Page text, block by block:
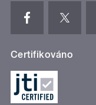
Certifikováno